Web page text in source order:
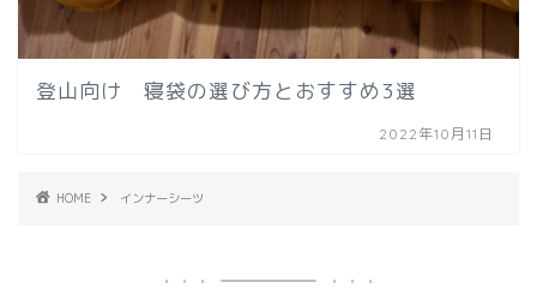
登山向け 寝袋の選び方とおすすめ3選
2022年10月11日
HOME インナーシーツ